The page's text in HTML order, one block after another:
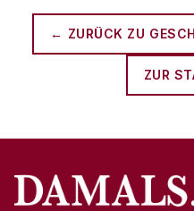
← ZURÜCK ZU
ZUR